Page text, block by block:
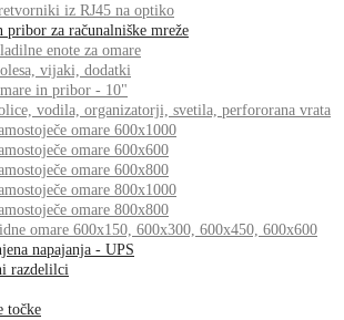
iz RJ45 na optiko
pribor za računalniške mreže
enote za omare
vijaki, dodatki
in pribor - 10"
vodila, organizatorji, svetila, perfororana vrata
omare 600x1000
omare 600x600
omare 600x800
omare 800x1000
omare 800x800
omare 600x150, 600x300, 600x450, 600x600
napajanja - UPS
razdelilci
točke